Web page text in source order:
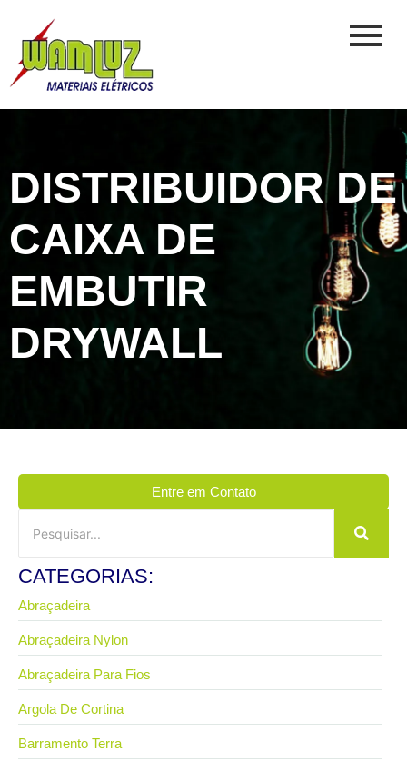
DISTRIBUIDOR DE
CAIXA DE
EMBUTIR
DRYWALL
Entre em Contato
CATEGORIAS:
Abraçadeira
Abraçadeira Nylon
Abraçadeira Para Fios
Argola De Cortina
Barramento Terra